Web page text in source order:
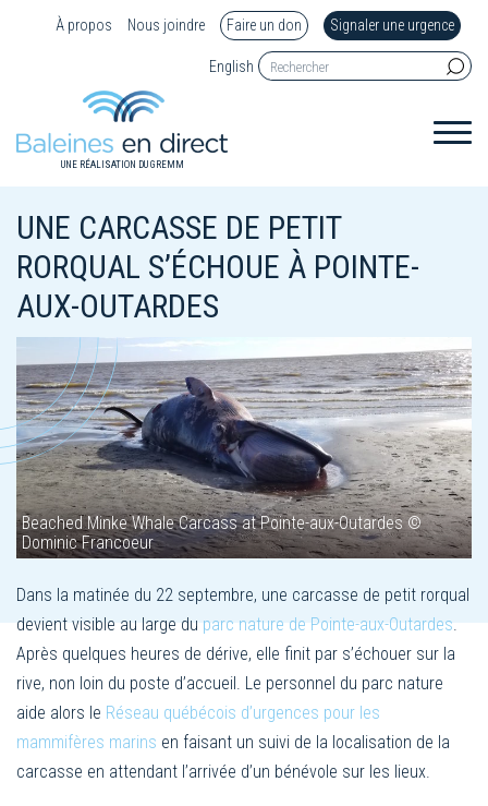
À propos Nous joindre Faire un don Signaler une urgence
English
UNE RÉALISATION DU GREMM
UNE CARCASSE DE PETIT
RORQUAL S’ÉCHOUE À POINTE-
AUX-OUTARDES
Beached Minke Whale Carcass at Pointe-aux-Outardes ©
Dominic Francoeur
Dans la matinée du 22 septembre, une carcasse de petit rorqual
devient visible au large du parc nature de Pointe-aux-Outardes.
Après quelques heures de dérive, elle finit par s’échouer sur la
rive, non loin du poste d’accueil. Le personnel du parc nature
aide alors le Réseau québécois d’urgences pour les
mammifères marins en faisant un suivi de la localisation de la
carcasse en attendant l’arrivée d’un bénévole sur les lieux.